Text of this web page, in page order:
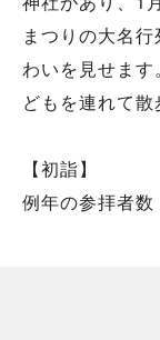
まつりの大名
わいを見せま
どもを連れて散
【初詣】
例年の参拝者